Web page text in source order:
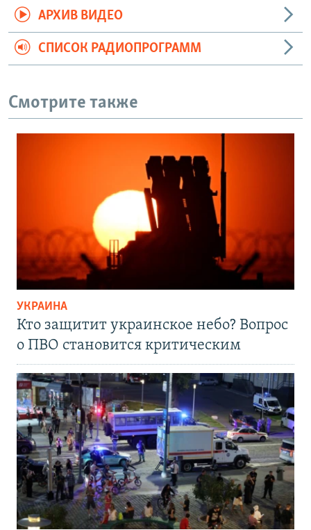
АРХИВ ВИДЕО
СПИСОК РАДИОПРОГРАММ
Смотрите также
УКРАИНА
Кто защитит украинское небо? Вопрос
о ПВО становится критическим